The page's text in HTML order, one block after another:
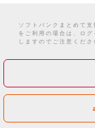
ソフトバンクまとめて
をご利用の場合は、ロ
しますのでご注意くださ